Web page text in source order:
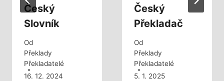
Český
Slovník
Od
Překlady
Překladatelé
16. 12. 2024
Český
Překladač
Od
Překlady
Překladatelé
5. 1. 2025